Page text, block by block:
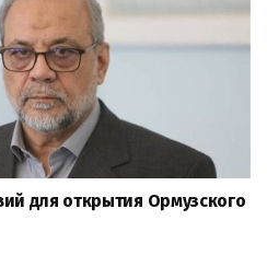
для открытия Ормузского